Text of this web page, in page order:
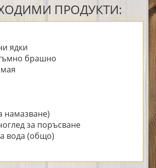
ПРОДУКТИ:
ядки
брашно
намазване)
за поръсване
вода (общо)